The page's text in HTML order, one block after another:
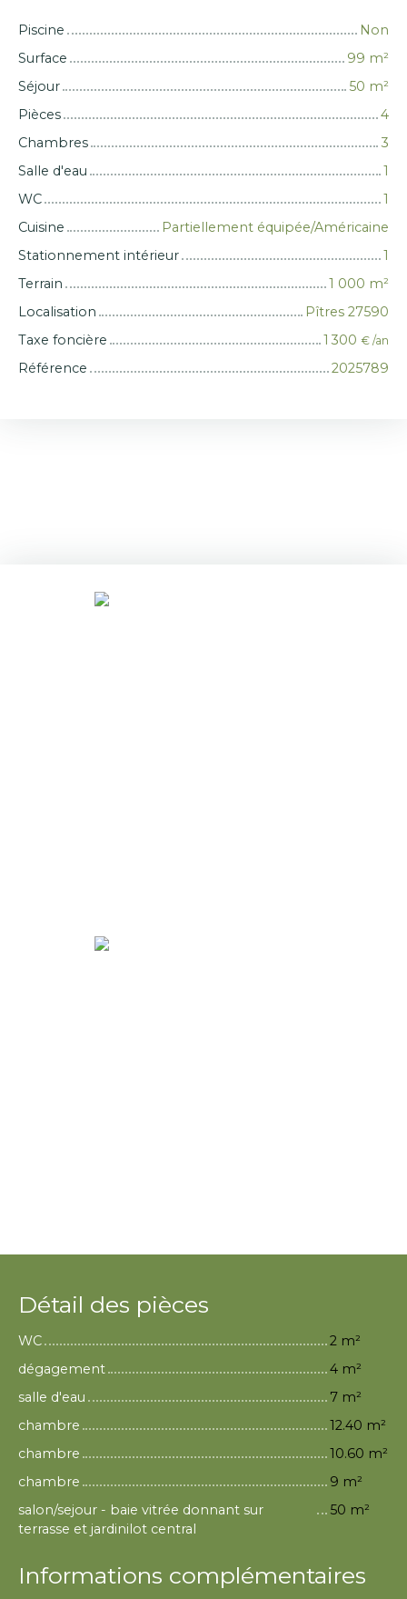
Piscine
Non
Surface
99 m²
Séjour
50 m²
Pièces
4
Chambres
3
Salle d'eau
1
WC
1
Cuisine
Partiellement équipée/Américaine
Stationnement intérieur
1
Terrain
1 000 m²
Localisation
Pîtres 27590
Taxe foncière
1 300 € /an
Référence 2025789
Détail des pièces
WC
2 m²
dégagement
4 m²
salle d'eau
7 m²
chambre
12.40 m²
chambre
10.60 m²
chambre
9 m²
salon/sejour - baie vitrée donnant sur
terrasse et jardinilot central
50 m²
Informations complémentaires